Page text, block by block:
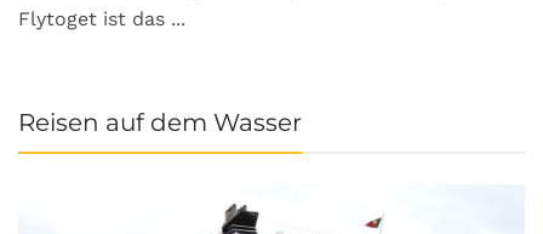
Flytoget ist das ...
Reisen auf dem Wasser